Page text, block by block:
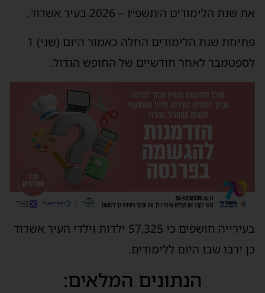
את שנת הלימודים ה׳תשפ״ו – 2026 בעיר אשדוד.
פתיחת שנת הלימודים החלה כאמור היום (שני) 1
לספטמבר לאחר חודשיים של החופש הגדול.
בעירייה חושפים כי 57,325 ילדות וילדי העיר אשדוד
כן ירבו שבו היום ללימודים.
הנתונים המלאים: